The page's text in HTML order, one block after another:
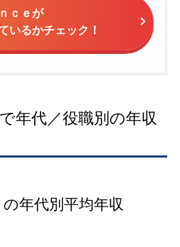
ｃｅが
いるかチェック！
年代／役職別の年収
年代別平均年収